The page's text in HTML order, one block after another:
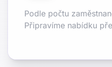
Podle počtu
Připravíme nabídku